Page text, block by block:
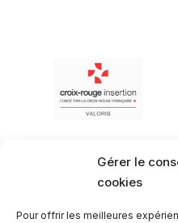
Gérer le
cookies
Pour offrir les meilleures